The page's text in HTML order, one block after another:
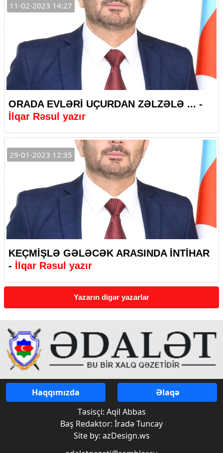
11-02-2023 14:27
ORADA EVLƏRİ UÇURDAN ZƏLZƏLƏ ... -
İlqar Rəsul yazır
29-01-2023 12:35
KEÇMİŞLƏ GƏLƏCƏK ARASINDA İNTİHAR
- İlqar Rəsul yazır
Yazarın digər yazarlar
Haqqımızda
Əlaqə
Təsisçi: Aqil Abbas
Baş Redaktor: İradə Tuncay
Site by: azDesign.ws